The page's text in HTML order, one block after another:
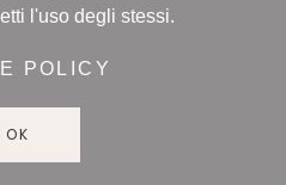
608490 - Capitale sociale:
i.v
l'uso degli stessi.
POLICY
OK